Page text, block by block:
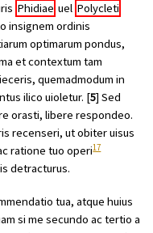
Phidiae uel Polycleti
insignem ordinis
optimarum pondus,
et contextum tam
quemadmodum in
ilico uioletur. [5] Sed
orasti, libere respondeo.
recenseri, ut obiter uisus
ratione tuo operi17
detracturus.
tua, atque huius
si me secundo ac tertio a